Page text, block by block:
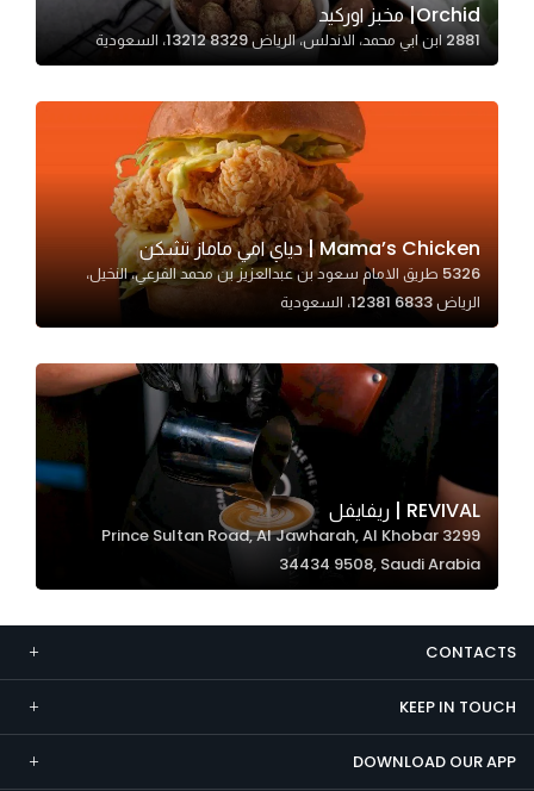
Orchid| مخبز اوركيد
2881 ابن ابي محمد، الاندلس، الرياض 13212 8329، السعودية
Mama’s Chicken | دياي امي ماماز تشكن
5326 طريق الامام سعود بن عبدالعزيز بن محمد الفرعي، النخيل،
الرياض 12381 6833، السعودية
REVIVAL | ريفايفل
3299 Prince Sultan Road, Al Jawharah, Al Khobar
34434 9508, Saudi Arabia
CONTACTS
KEEP IN TOUCH
DOWNLOAD OUR APP
cookies,
some
will
Marketing
By sharing
interests and
behavior as
you visit our
increase the
chance of
seeing